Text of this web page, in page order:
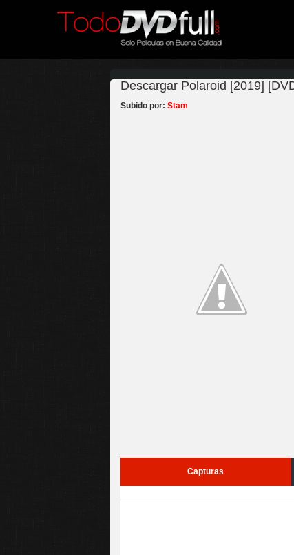
Descargar Polaroid [2019]
Subido por: Stam
Capturas